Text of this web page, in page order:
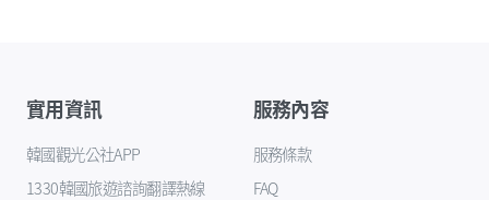
實用資訊
韓國觀光公社APP
1330韓國旅遊諮詢翻譯熱線
服務內容
服務條款
FAQ